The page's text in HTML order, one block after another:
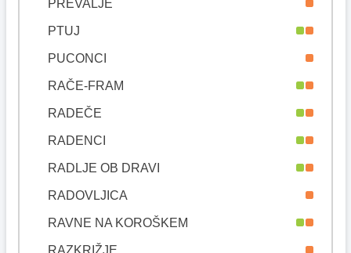
PREVALJE
PTUJ
PUCONCI
RAČE-FRAM
RADEČE
RADENCI
RADLJE OB DRAVI
RADOVLJICA
RAVNE NA KOROŠKEM
RAZKRIŽJE